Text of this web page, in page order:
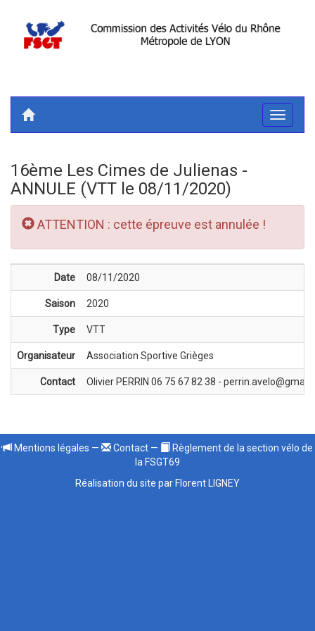
Toggle
16ème Les Cimes de Julienas -
ANNULE (VTT le 08/11/2020)
ATTENTION : cette épreuve est annulée !
Date 08/11/2020
Saison 2020
Type VTT
Organisateur Association Sportive Grièges
Contact Olivier PERRIN 06 75 67 82 38 -
Mentions légales — Contact —
Règlement de la section vélo de
la FSGT69
Réalisation du site par Florent LIGNEY